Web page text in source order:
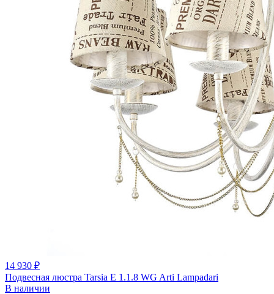
14 930 ₽
Подвесная люстра Tarsia E 1.1.8 WG Arti Lampadari
В наличии